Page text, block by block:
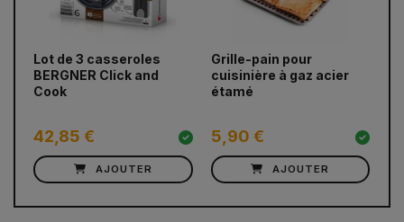
Lot de 3 casseroles
BERGNER Click and
Cook
42,85 €
AJOUTER
Grille-pain pour
cuisinière à gaz acier
étamé
5,90 €
AJOUTER
prev